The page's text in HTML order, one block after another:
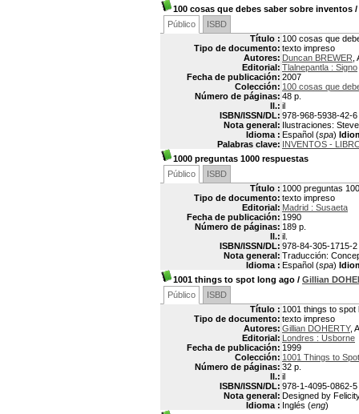
100 cosas que debes saber sobre inventos /
Público
ISBD
Título : 100 cosas que
Tipo de documento: texto impreso
Autores: Duncan BREWER
Editorial: Tlalnepantla : Signo
Fecha de publicación: 2007
Colección: 100 cosas que
Número de páginas: 48 p.
Il.: il
ISBN/ISSN/DL: 978-968-5938-42-6
Nota general: Ilustraciones:
Idioma : Español (spa)
Palabras clave: INVENTOS -
1000 preguntas 1000 respuestas
Público
ISBD
Título : 1000 preguntas
Tipo de documento: texto impreso
Editorial: Madrid : Susaeta
Fecha de publicación: 1990
Número de páginas: 189 p.
Il.: il.
ISBN/ISSN/DL: 978-84-305-1715-2
Nota general: Traducción:
Idioma : Español (spa)
1001 things to spot long ago / Gillian
Público
ISBD
Título : 1001 things to spot
Tipo de documento: texto impreso
Autores: Gillian DOHERTY,
Editorial: Londres : Usborne
Fecha de publicación: 1999
Colección: 1001 Things to Spot
Número de páginas: 32 p.
Il.: il
ISBN/ISSN/DL: 978-1-4095-0862-5
Nota general: Designed by
Idioma : Inglés (eng)